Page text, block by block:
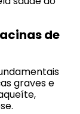
de
graves e